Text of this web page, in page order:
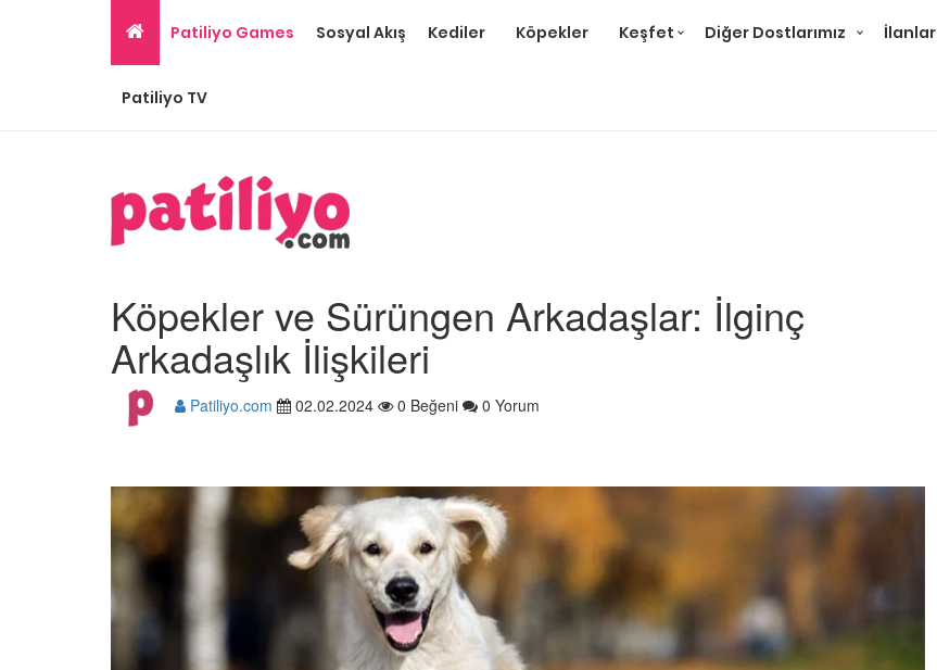
Patiliyo Games Sosyal Akış Kediler Köpekler Keşfet Diğer Dostlarımız İlanlar
Patiliyo TV
Köpekler ve Sürüngen Arkadaşlar: İlginç
Arkadaşlık İlişkileri
Patiliyo.com 02.02.2024 0 Beğeni 0 Yorum
01.01.2025
Köpeklerle İlgili Ünlü Sözler ve
Atasözleri
03.04.2024
İzmir’deki Hayvan Barınakları
03.04.2024
İzmir’deki Hayvan Barınakları